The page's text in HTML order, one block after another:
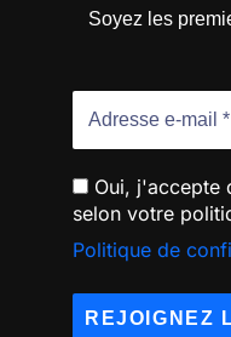
Soyez les
Oui, j'accepte
selon votre
Politique de